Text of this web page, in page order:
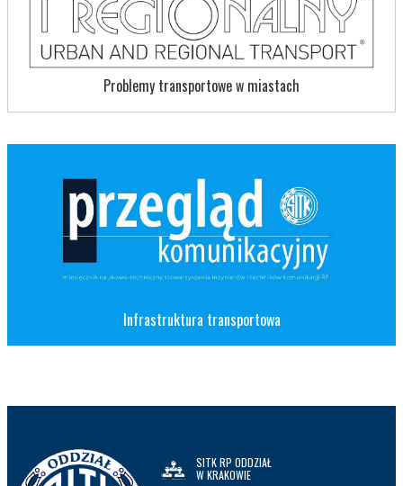
Problemy transportowe w miastach
Infrastruktura transportowa
SITK RP ODDZIAŁ
W KRAKOWIE